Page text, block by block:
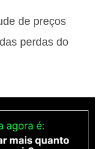
de preços
perdas do